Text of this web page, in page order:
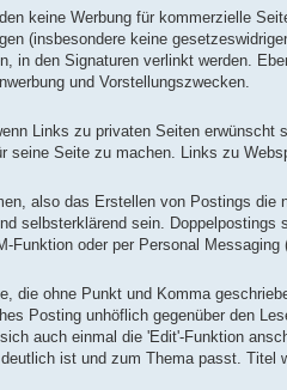
keine Werbung für kommerzielle
(insbesondere keine
in den Signaturen verlinkt werden.
und Vorstellungszwecken.
Links zu privaten Seiten erwünscht
seine Seite zu machen. Links zu
also das Erstellen von Postings die
selbsterklärend sein.
Funktion oder per Personal
die ohne Punkt und Komma
Posting unhöflich gegenüber den
auch einmal die 'Edit'-Funktion
deutlich ist und zum Thema passt.